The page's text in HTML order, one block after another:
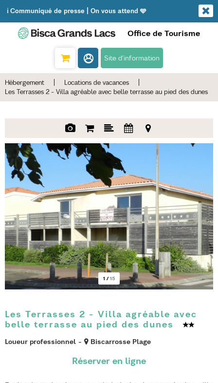
ℹ️ Communiqué de presse | On vous attend 🩵
Office de Tourisme
Site d'information
Hébergement Locations de vacances
Les Terrasses 2 - Villa agréable avec belle terrasse au pied des dunes
1 / 15
Les Terrasses 2 - Villa agréable avec
belle terrasse au pied des dunes
Loueur professionnel Biscarrosse Plage